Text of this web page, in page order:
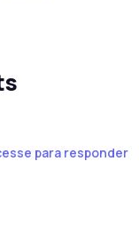
para responder